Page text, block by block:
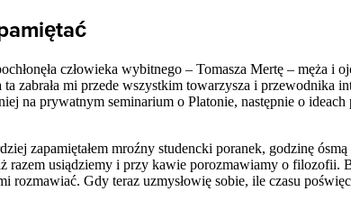
człowieka wybitnego – Tomasza Mertę – męża i
zabrała mi przede wszystkim towarzysza i przewodnika
na prywatnym seminarium o Platonie, następnie o
zapamiętałem mroźny studencki poranek, godzinę
usiądziemy i przy kawie porozmawiamy o filozofii.
Gdy teraz uzmysłowię sobie, ile czasu